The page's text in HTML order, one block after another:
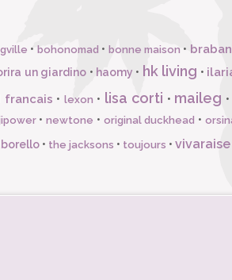
• bohonomad • bonne maison •
un giardino • haomy • hk living •
francais • lexon • lisa corti • maileg •
•newtone • original duckhead •
• the jacksons • toujours • vivaraise